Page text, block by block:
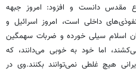
مقدس دانست و افزود: امروز جبهه
داخلی است، امروز اسرائیل و
اسلام سیلی خورده و ضربات سهمگین
اما خود به خوبی می‌دانند، که
هیچ غلطی نمی‌توانند بکنند.وی در